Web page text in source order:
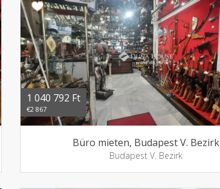
1 040 792 Ft
€2 867
Büro mieten, Budapest V. Bezirk
Budapest V. Bezirk